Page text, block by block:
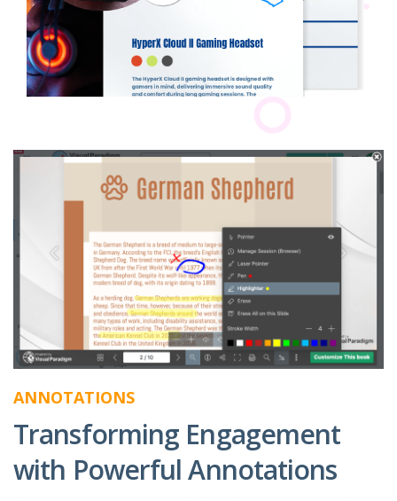
ANNOTATIONS
Transforming Engagement
with Powerful Annotations